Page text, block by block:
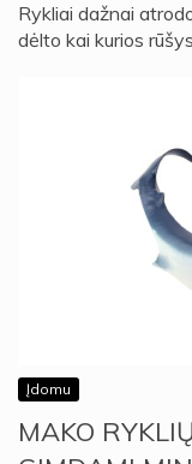
Rykliai dažnai
dėlto kai kurios
Įdomu
MAKO